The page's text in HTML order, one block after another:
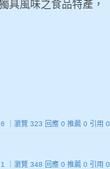
具風味之食品特產，
｜瀏覽 323 回應 0 推薦 0 引用 0
｜瀏覽 348 回應 0 推薦 0 引用 0